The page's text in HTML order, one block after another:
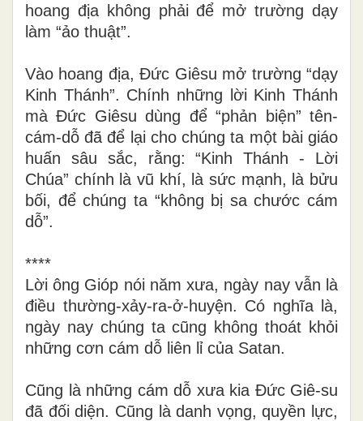
hoang địa không phải để mở trường dạy
làm “ảo thuật”.
Vào hoang địa, Đức Giêsu mở trường “dạy
Kinh Thánh”. Chính những lời Kinh Thánh
mà Đức Giêsu dùng để “phản biện” tên-
cám-dỗ đã để lại cho chúng ta một bài giáo
huấn sâu sắc, rằng: “Kinh Thánh - Lời
Chúa” chính là vũ khí, là sức mạnh, là bửu
bối, để chúng ta “không bị sa chước cám
dỗ”.
****
Lời ông Gióp nói năm xưa, ngày nay vẫn là
điều thường-xảy-ra-ở-huyện. Có nghĩa là,
ngày nay chúng ta cũng không thoát khỏi
những cơn cám dỗ liên lỉ của Satan.
Cũng là những cám dỗ xưa kia Đức Giê-su
đã đối diện. Cũng là danh vọng, quyền lực,